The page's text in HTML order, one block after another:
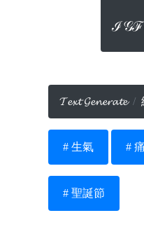
𝓣𝓮𝔁𝓽 𝓖𝓮𝓷𝓮𝓻𝓪𝓽𝓮
# 生氣 #
# 聖誕節